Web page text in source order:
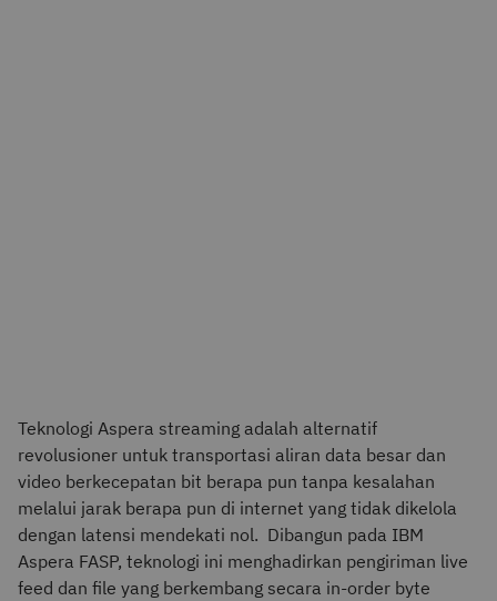
Teknologi Aspera streaming adalah alternatif
revolusioner untuk transportasi aliran data besar dan
video berkecepatan bit berapa pun tanpa kesalahan
melalui jarak berapa pun di internet yang tidak dikelola
dengan latensi mendekati nol. Dibangun pada IBM
Aspera FASP, teknologi ini menghadirkan pengiriman live
feed dan file yang berkembang secara in-order byte